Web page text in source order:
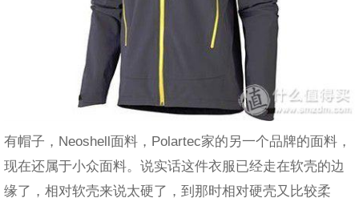
有帽子，Neoshell面料，Polartec家的另一个品牌的面料，
现在还属于小众面料。说实话这件衣服已经走在软壳的边
缘了，相对软壳来说太硬了，到那时相对硬壳又比较柔